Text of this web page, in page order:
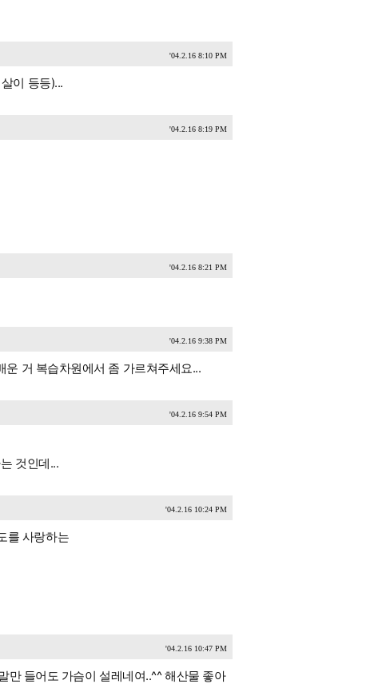
'04.2.16 8:10 PM
이 등등)...
'04.2.16 8:19 PM
'04.2.16 8:21 PM
'04.2.16 9:38 PM
거 복습차원에서 좀 가르쳐주세요...
'04.2.16 9:54 PM
것인데...
'04.2.16 10:24 PM
를 사랑하는
'04.2.16 10:47 PM
만 들어도 가슴이 설레네여..^^ 해산물 좋아